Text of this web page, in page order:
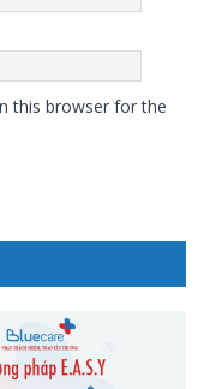
this browser for the